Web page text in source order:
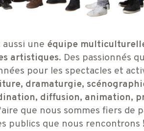
aussi une équipe
artistiques. Des passionnés
pour les spectacles et
dramaturgie,
diffusion, animation,
que nous sommes fiers de
publics que nous rencontrons !